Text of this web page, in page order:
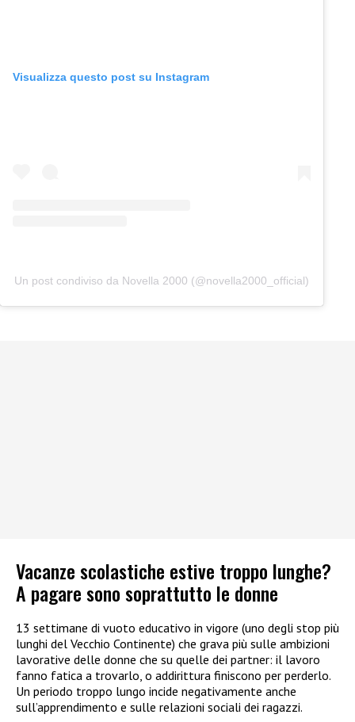
Visualizza questo post su Instagram
Un post condiviso da Novella 2000 (@novella2000_official)
Vacanze scolastiche estive troppo lunghe?
A pagare sono soprattutto le donne
13 settimane di vuoto educativo in vigore (uno degli stop più
lunghi del Vecchio Continente) che grava più sulle ambizioni
lavorative delle donne che su quelle dei partner: il lavoro
fanno fatica a trovarlo, o addirittura finiscono per perderlo.
Un periodo troppo lungo incide negativamente anche
sull’apprendimento e sulle relazioni sociali dei ragazzi.